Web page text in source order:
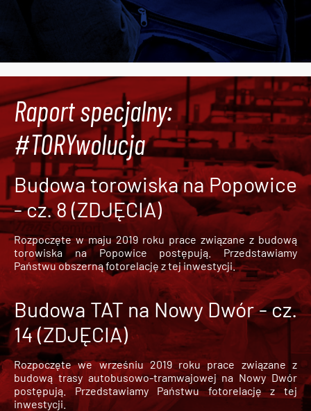
Raport specjalny:
#TORYwolucja
Budowa torowiska na Popowice
- cz. 8 (ZDJĘCIA)
Rozpoczęte w maju 2019 roku prace związane z budową
torowiska na Popowice
postępują. Przedstawiamy
Państwu obszerną fotorelację z tej inwestycji.
Budowa TAT na Nowy Dwór - cz.
14 (ZDJĘCIA)
Rozpoczęte we wrześniu 2019 roku prace związane z
budową trasy autobusowo-tramwajowej na Nowy Dwór
postępują. Przedstawiamy Państwu fotorelację z tej
inwestycji.